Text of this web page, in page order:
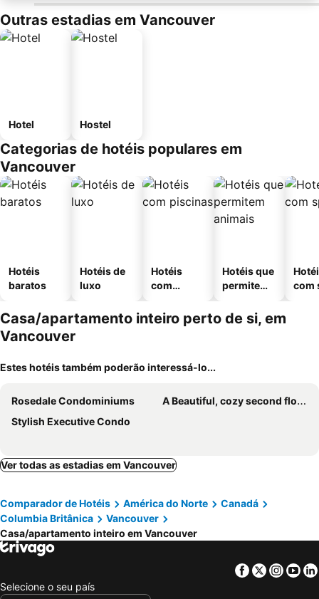
Outras estadias em Vancouver
Hotel Hostel
Categorias de hotéis populares em
Vancouver
Hotéis
baratos
Hotéis de
luxo
Hotéis
com
Hotéis que
permitem
com
Casa/apartamento inteiro perto de si, em
Vancouver
Estes hotéis também poderão interessá-lo...
Rosedale Condominiums
A Beautiful, cozy second floor room for staying
Stylish Executive Condo
Ver todas as estadias em Vancouver
Comparador de Hotéis América do Norte
Canadá
Columbia Britânica
Vancouver
Casa/apartamento inteiro em Vancouver
Facebook
Twitter
Selecione o seu país